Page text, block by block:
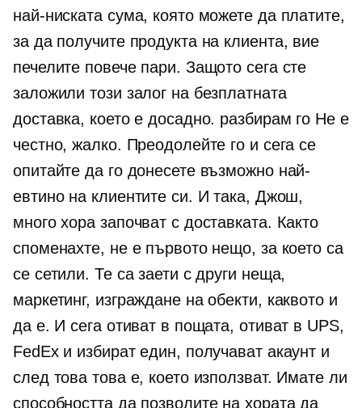
най-ниската сума, която можете да платите,
за да получите продукта на клиента, вие
печелите повече пари. Защото сега сте
заложили този залог на безплатната
доставка, което е досадно. разбирам го Не е
честно, жалко. Преодолейте го и сега се
опитайте да го донесете възможно най-
евтино на клиентите си. И така, Джош,
много хора започват с доставката. Както
споменахте, не е първото нещо, за което са
се сетили. Те са заети с други неща,
маркетинг, изграждане на обекти, каквото и
да е. И сега отиват в пощата, отиват в UPS,
FedEx и избират един, получават акаунт и
след това това е, което използват. Имате ли
способността да позволите на хората да